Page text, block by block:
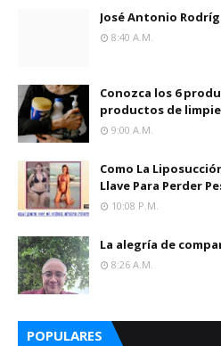
José Antonio
8:40 A.m.
Conozca los 6
productos de
9:00 A.m.
Como La
Llave Para Perder
10:08 P.m.
La alegría de
8:26 A.m.
POPULARES